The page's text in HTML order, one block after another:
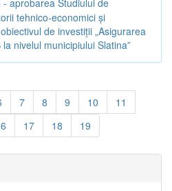
aprobarea Studiului de
tehnico-economici și
de investiții „Asigurarea
nivelul municipiului Slatina”
7 8 9 10
11
17 18 19